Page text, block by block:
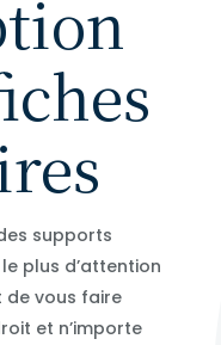
supports
plus d’attention
de vous faire
et n’importe